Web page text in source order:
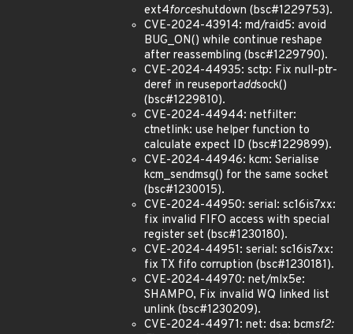
ext4forceshutdown (bsc#1229753).
CVE-2024-43914: md/raid5: avoid
BUG_ON() while continue reshape
after reassembling (bsc#1229790).
CVE-2024-44935: sctp: Fix null-ptr-
deref in reuseportaddsock()
(bsc#1229810).
CVE-2024-44944: netfilter:
ctnetlink: use helper function to
calculate expect ID (bsc#1229899).
CVE-2024-44946: kcm: Serialise
kcm_sendmsg() for the same socket
(bsc#1230015).
CVE-2024-44950: serial: sc16is7xx:
fix invalid FIFO access with special
register set (bsc#1230180).
CVE-2024-44951: serial: sc16is7xx:
fix TX fifo corruption (bsc#1230181).
CVE-2024-44970: net/mlx5e:
SHAMPO, Fix invalid WQ linked list
unlink (bsc#1230209).
CVE-2024-44971: net: dsa: bcmsf2: